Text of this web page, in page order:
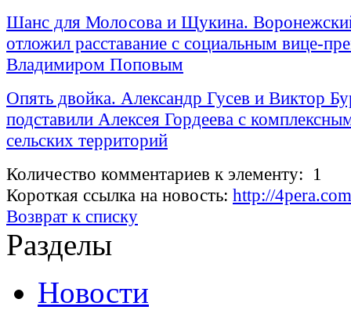
Шанс для Молосова и Щукина.
отложил расставание с социальным вице-
Владимиром Поповым
Опять двойка. Александр Гусев и Виктор
подставили Алексея Гордеева с
сельских территорий
Количество комментариев к элементу: 1
Короткая ссылка на новость: http://
Возврат к списку
Разделы
Новости